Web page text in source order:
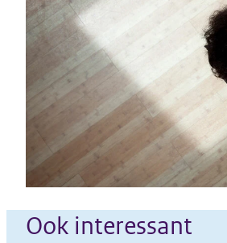
Ook interessant